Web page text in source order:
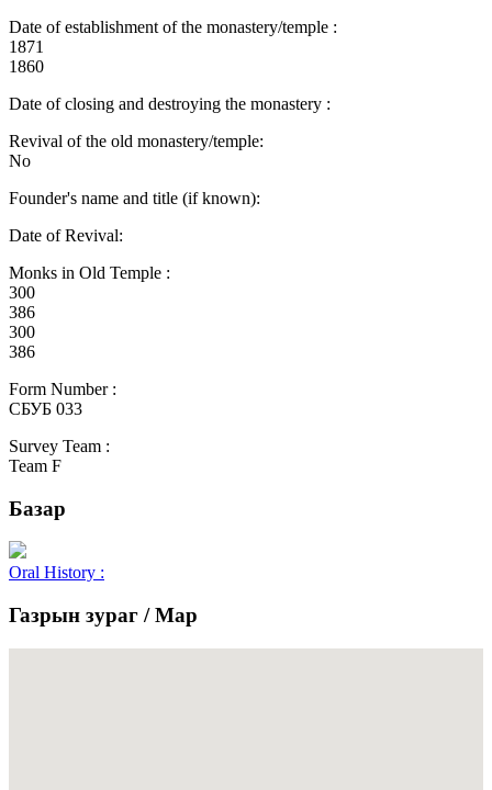
Date of establishment of the monastery/temple :
1871
1860
Date of closing and destroying the monastery :
Revival of the old monastery/temple:
No
Founder's name and title (if known):
Date of Revival:
Monks in Old Temple :
300
386
300
386
Form Number :
СБУБ 033
Survey Team :
Team F
Базар
Oral History :
Газрын зураг / Map